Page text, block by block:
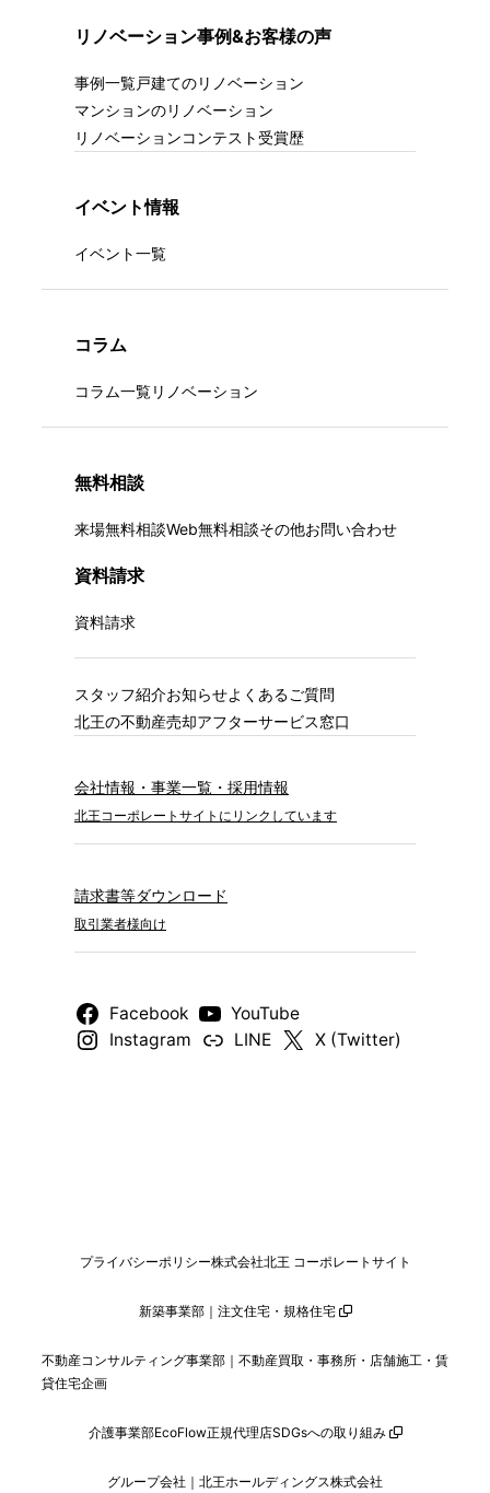
リノベーション事例&お客様の声
事例一覧戸建てのリノベーション
マンションのリノベーション
リノベーションコンテスト受賞歴
イベント情報
イベント一覧
コラム
コラム一覧リノベーション
無料相談
来場無料相談Web無料相談その他お問い合わせ
資料請求
資料請求
スタッフ紹介お知らせよくあるご質問
北王の不動産売却アフターサービス窓口
会社情報・事業一覧・採用情報
北王コーポレートサイトにリンクしています
請求書等ダウンロード
取引業者様向け
Facebook
YouTube
Instagram
LINE X (Twitter)
プライバシーポリシー株式会社北王 コーポレートサイト
新築事業部｜注文住宅・規格住宅
不動産コンサルティング事業部｜不動産買取・事務所・店舗施工・賃
貸住宅企画
介護事業部EcoFlow正規代理店SDGsへの取り組み
グループ会社｜北王ホールディングス株式会社